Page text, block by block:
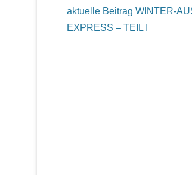
aktuelle Beitrag WINTER-
EXPRESS – TEIL I